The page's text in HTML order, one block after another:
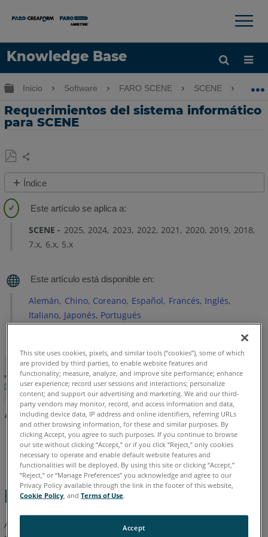
Knowledge Base
Idioma
×
Expandir/contraer jerarquía global
Inicio Software FARO SCENE SCENE
Requerimientos del sistema informático
para SCENE
Guardar
como
PDF
Compartir
Índice
general
Requerimientos
del
Versiones
Consulte
SCENE 2025 2024 2023 2022 2021 2020 2019 2018
7.x 6.x 5.x
Alemán Chino Coreano Español Francés Inglés
Italiano Japonés Portugués
Descripción general
Antes de instalar la última
versión de SCENE compruebe que
This site uses cookies, pixels, and similar tools (“cookies”), some of which
are provided by third parties, to enable website features and
functionality; measure, analyze, and improve site performance; enhance
user experience; record user sessions and interactions; personalize
content; and support our advertising and marketing. We and our third-
party vendors may monitor, record, and access information and data,
including device data, IP address and online identifiers, referring URLs
and other browsing information, for these and similar purposes. By
clicking Accept, you agree to such purposes. If you continue to browse
our site without clicking “Accept,” or if you click “Reject,” only cookies
necessary to operate and enable default website features and
functionalities will be deployed. By using this site or clicking “Accept,”
“Reject,” or “Manage Preferences” you acknowledge and agree to our
Privacy Policy available through the link in the footer of this website,
Cookie Policy , andTerms of Use.
Accept